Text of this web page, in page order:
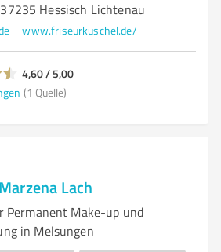
Hessisch Lichtenau
www.friseurkuschel.de/
4,60 / 5,00
(1 Quelle)
Lach
Permanent Make-up und
in Melsungen